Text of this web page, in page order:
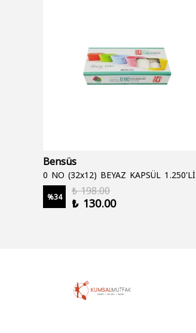
Bensüs
0 NO (32x12) BEYAZ KAPSÜL 1.250'Lİ
%34
₺ 198.00
₺ 130.00